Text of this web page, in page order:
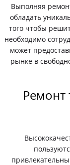
Выполняя
обладать
того чтобы
необходимо
может
рынке в
Ремонт